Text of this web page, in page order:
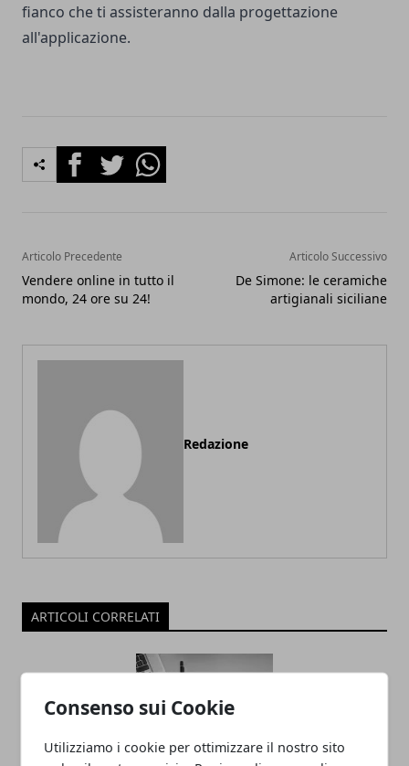
Consenso sui Cookie
Utilizziamo i cookie per ottimizzare il nostro sito
fianco che ti assisteranno dalla progettazione
all'applicazione.
FacebookTwitterWhatsapp
Articolo Precedente
Vendere online in tutto il
mondo, 24 ore su 24!
Articolo Successivo
De Simone: le ceramiche
artigianali siciliane
Redazione
ARTICOLI CORRELATI